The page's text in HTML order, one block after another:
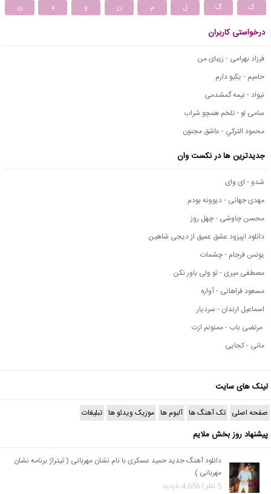
ک
گ ل م ن و ه ی
درخواستی کاربران
فرزاد بهرامی - زیبای من
حامیم - یکیو دارم
نیواد - نیمه گمشدمی
سامی لو - تلخم همچو شراب
محمود التركي - عاشق مجنون
جدیدترین ها در نکست وان
شدو - ای وای
مهدی جهانی - دیوونه بودم
محسن چاوشی - چهل روز
دانلود اپیزود عشق عمیق از دیجی شاهین
یونس فرجام - چشمات
مصطفی میری - تو ولی باور نکن
مسعود فراهانی - آواره
اسماعیل ارندان - سردیار
مرتضی باب - ممنونم ازت
مانی - کجایی
لینک های سایت
صفحه اصلی تک آهنگ ها آلبوم ها موزیک ویدئو ها تبلیغات
پیشنهاد روز بخش ملایم
دانلود آهنگ جدید حمید عسکری با نام نشان مهربانی ( تیتراژ برنامه نشان
مهربانی )
5 نظر | 4,656 بازدید